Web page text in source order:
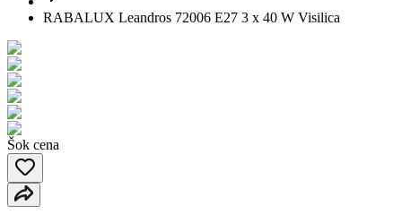
RABALUX Leandros 72006 E27 3 x 40 W Visilica
Šok cena